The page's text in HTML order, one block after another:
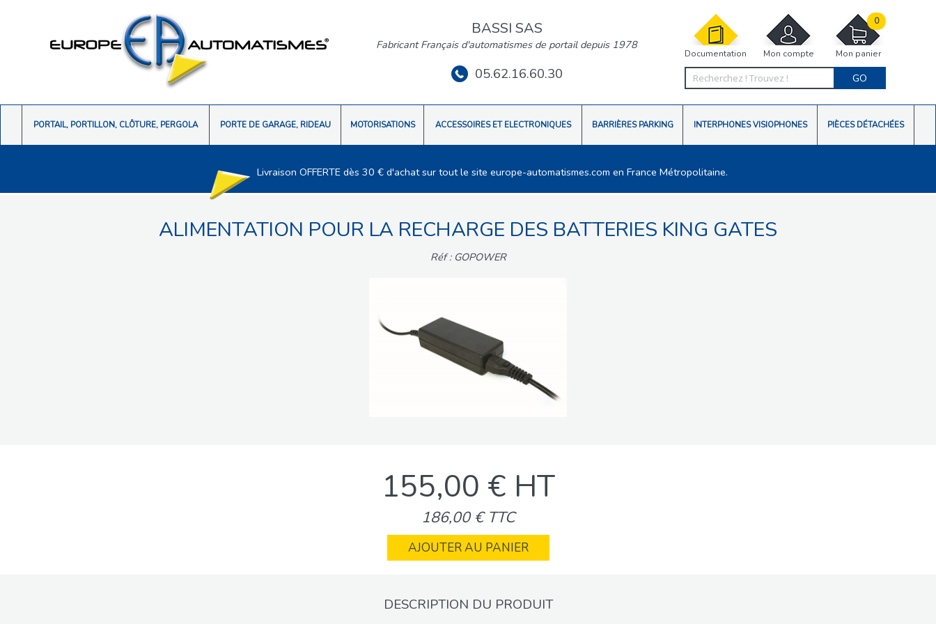
Documentation Mon compte Mon panier
0
GO
BASSI SAS
Fabricant Français d'automatismes de portail depuis 1978
05.62.16.60.30
PORTAIL, PORTILLON, CLÔTURE, PERGOLA PORTE DE GARAGE, RIDEAU MOTORISATIONS ACCESSOIRES ET ELECTRONIQUES BARRIÈRES PARKING INTERPHONES VISIOPHONES PIÈCES DÉTACHÉES
Livraison OFFERTE dès 30 € d'achat sur tout le site europe-automatismes.com en France Métropolitaine.
ALIMENTATION POUR LA RECHARGE DES BATTERIES KING GATES
Réf : GOPOWER
155,00 € HT
186,00 € TTC
AJOUTER AU PANIER
DESCRIPTION DU PRODUIT